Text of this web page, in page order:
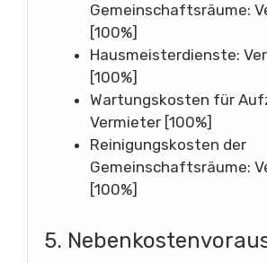
Gemeinschaftsräume:
[100%]
Hausmeisterdienste:
[100%]
Wartungskosten für
Vermieter [100%]
Reinigungskosten der
Gemeinschaftsräume:
[100%]
5.